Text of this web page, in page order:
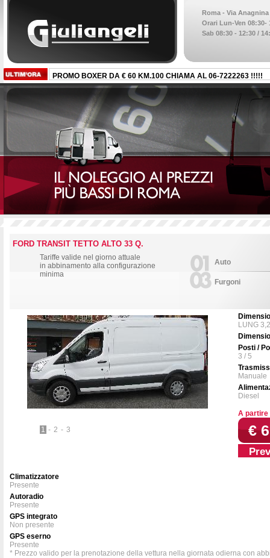
Roma - Via Anagnina
Orari Lun-Ven 08:30-
Sab 08:30 - 12:30 /
PROMO BOXER DA € 60 KM.100 CHIAMA AL 06-7222263 !!!!!
FORD TRANSIT TETTO ALTO 33 Q.
Tariffe valide nel giorno attuale
in abbinamento alla configurazione
minima
Auto
Furgoni
1 - 2 - 3
LUNG
Posti /
3 / 5
Manuale
Diesel
A partire
€
Climatizzatore
Presente
Autoradio
Presente
GPS integrato
Non presente
GPS eserno
Presente
* Prezzo valido per la prenotazione della vettura nella giornata odierna con